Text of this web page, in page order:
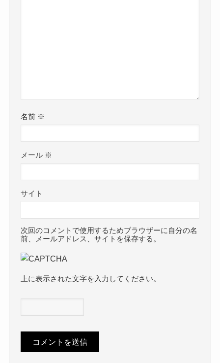
名前 ※
メール ※
サイト
次回のコメントで使用するためブラウザーに自分の名
前、メールアドレス、サイトを保存する。
上に表示された文字を入力してください。